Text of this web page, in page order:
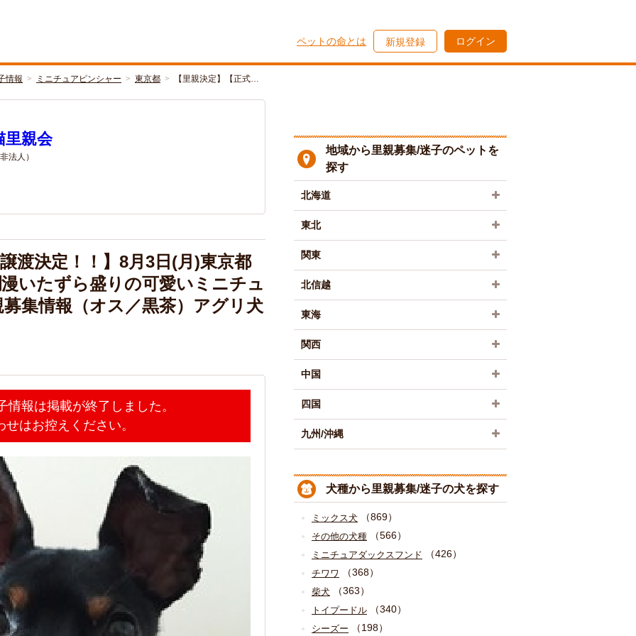
ペットの命とは 新規登録 ログイン
情報 ミニチュアピンシャー 東京都 【里親決定】【正式…
里親会
法人）
渡決定！！】8月3日(月)東京都
いたずら盛りの可愛いミニチュ
集情報（オス／黒茶）アグリ犬
情報は掲載が終了しました。
せはお控えください。
地域から里親募集/迷子のペットを
探す
北海道
東北
関東
北信越
東海
関西
中国
四国
九州/沖縄
犬種から里親募集/迷子の犬を探す
ミックス犬 （869）
その他の犬種 （566）
ミニチュアダックスフンド （426）
チワワ （368）
柴犬 （363）
トイプードル （340）
シーズー （198）